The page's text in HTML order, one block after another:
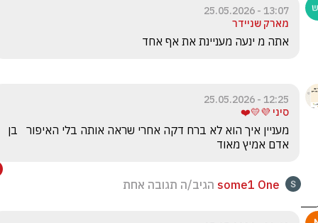
13:07 - 25.05.2026
מארק שניידר
אתה מ ינעה מעניינת את אף אחד
12:25 - 25.05.2026
סיני 💜💛❤️
אדם אמיץ מאוד
some1 One הגיב/ה תגובה אחת